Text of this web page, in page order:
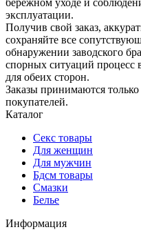
эксплуатации.
Получив свой заказ,
сохраняйте все
обнаружении заводского
спорных ситуаций процесс
для обеих сторон.
Заказы принимаются
покупателей.
Каталог
Секс товары
Для женщин
Для мужчин
Бдсм товары
Смазки
Белье
Информация